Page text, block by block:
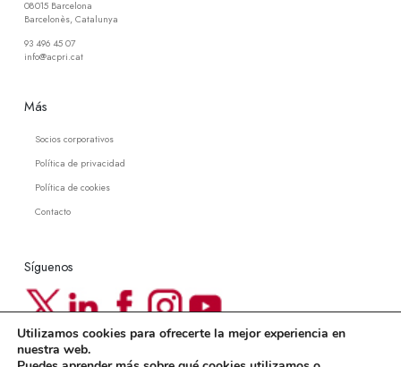
08015 Barcelona
Barcelonès, Catalunya
93 496 45 07
info@acpri.cat
Más
Socios corporativos
Política de privacidad
Política de cookies
Contacto
Síguenos
Newsletter ACPRI
Utilizamos cookies para ofrecerte la mejor experiencia en
nuestra web.